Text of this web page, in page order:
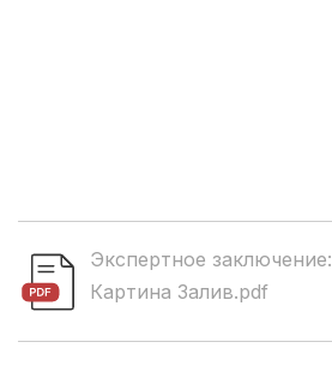
Экспертное заключение:
Картина Залив.pdf